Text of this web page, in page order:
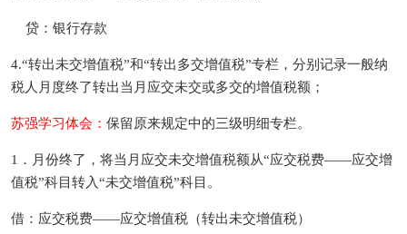
贷：银行存款
4.“转出未交增值税”和“转出多交增值税”专栏，分别记录一般纳
税人月度终了转出当月应交未交或多交的增值税额；
苏强学习体会： 保留原来规定中的三级明细专栏。
1．月份终了，将当月应交未交增值税额从“应交税费——应交增
值税”科目转入“未交增值税”科目。
借：应交税费——应交增值税（转出未交增值税）